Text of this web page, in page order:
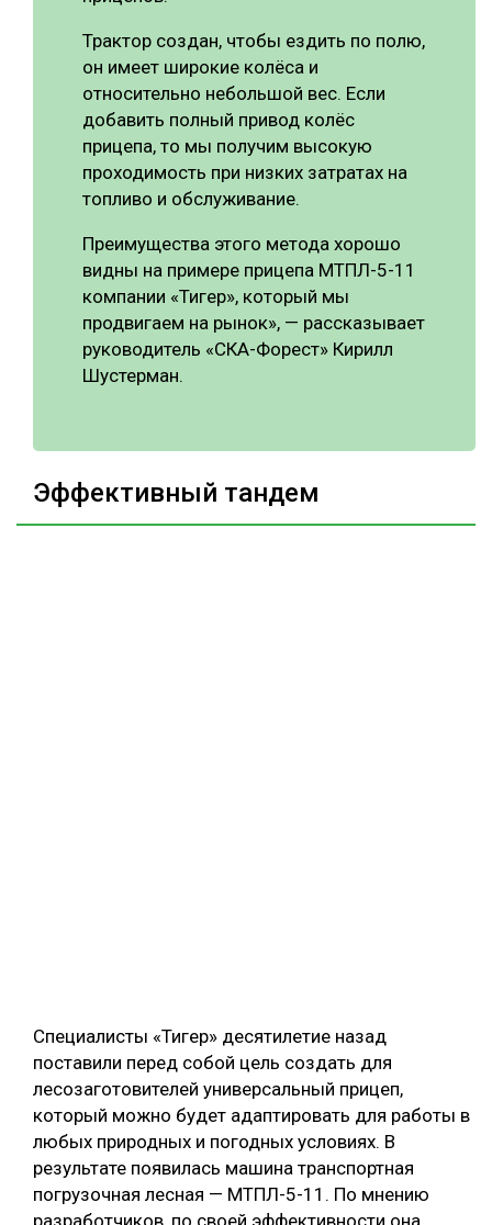
Трактор создан, чтобы ездить по полю,
он имеет широкие колёса и
относительно небольшой вес. Если
добавить полный привод колёс
прицепа, то мы получим высокую
проходимость при низких затратах на
топливо и обслуживание.
Преимущества этого метода хорошо
видны на примере прицепа МТПЛ-5-11
компании «Тигер», который мы
продвигаем на рынок», — рассказывает
руководитель «СКА-Форест» Кирилл
Шустерман.
Эффективный тандем
Специалисты «Тигер» десятилетие назад
поставили перед собой цель создать для
лесозаготовителей универсальный прицеп,
который можно будет адаптировать для работы в
любых природных и погодных условиях. В
результате появилась машина транспортная
погрузочная лесная — МТПЛ-5-11. По мнению